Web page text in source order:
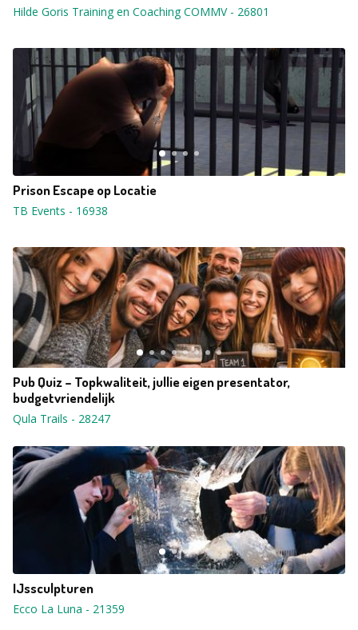
Hilde Goris Training en Coaching COMMV- 26801
Prison Escape op Locatie
TB Events - 16938
Pub Quiz – Topkwaliteit, jullie eigen presentator,
budgetvriendelijk
Qula Trails - 28247
IJssculpturen
Ecco La Luna - 21359